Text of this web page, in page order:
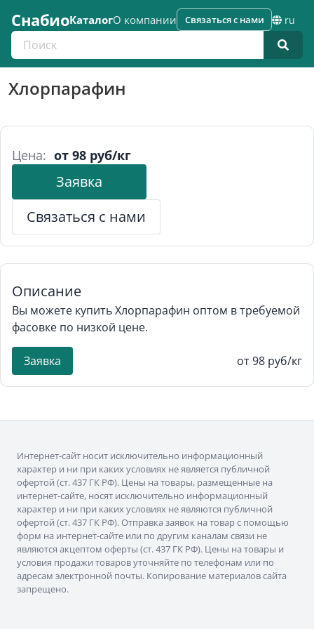
СнабиоКаталогО компании
Поиск по каталогу
Связаться с нами ru
Хлорпарафин
Цена: от 98 руб/кг
Заявка
Связаться с нами
Описание
Вы можете купить Хлорпарафин оптом в требуемой
фасовке по низкой цене.
Заявка от 98 руб/кг
Интернет-сайт носит исключительно информационный
характер и ни при каких условиях не является публичной
офертой (ст. 437 ГК РФ). Цены на товары, размещенные на
интернет-сайте, носят исключительно информационный
характер и ни при каких условиях не являются публичной
офертой (ст. 437 ГК РФ). Отправка заявок на товар с помощью
форм на интернет-сайте или по другим каналам связи не
являются акцептом оферты (ст. 437 ГК РФ). Цены на товары и
условия продажи товаров уточняйте по телефонам или по
адресам электронной почты. Копирование материалов сайта
запрещено.